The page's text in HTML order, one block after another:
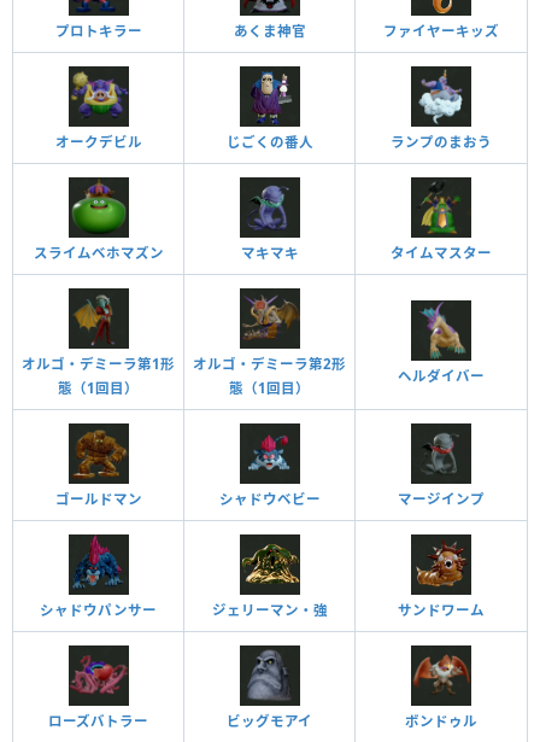
プロトキラー あくま神官 ファイヤーキッズ
オークデビル じごくの番人 ランプのまおう
スライムベホマズン マキマキ タイムマスター
オルゴ・デミーラ第1形
態（1回目）
オルゴ・デミーラ第2形
態（1回目）
ヘルダイバー
ゴールドマン シャドウベビー マージインプ
シャドウパンサー ジェリーマン・強 サンドワーム
ローズバトラー ビッグモアイ ボンドゥル